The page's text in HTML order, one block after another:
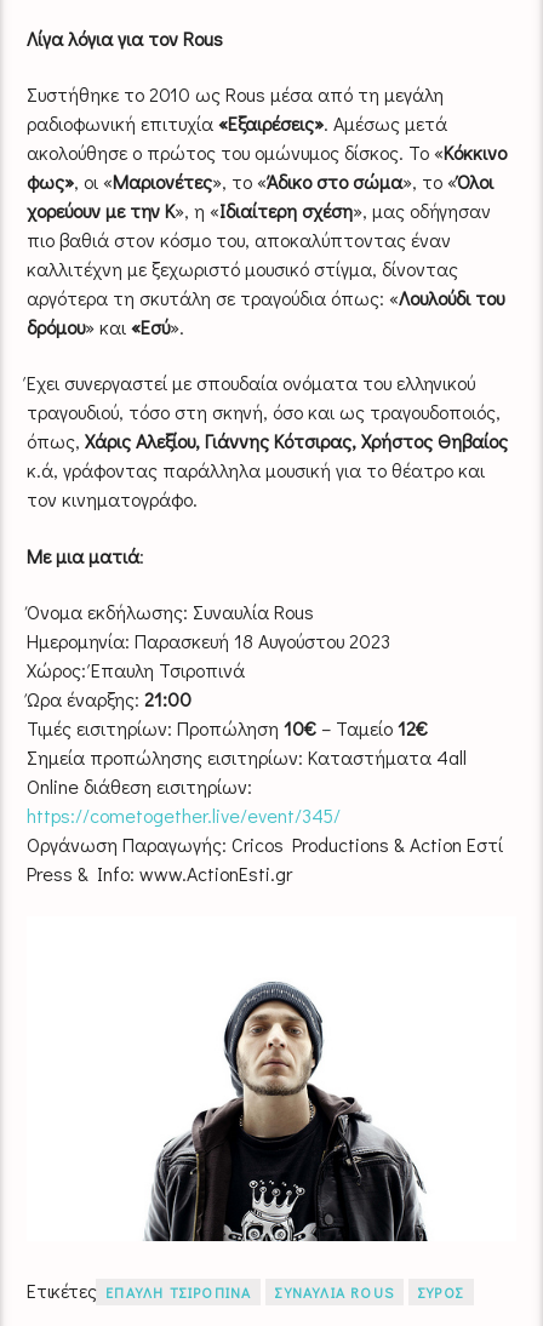
Λίγα λόγια για τον Rous
Συστήθηκε το 2010 ως Rous μέσα από τη μεγάλη
ραδιοφωνική επιτυχία«Εξαιρέσεις». Αμέσως μετά
ακολούθησε ο πρώτος του ομώνυμος δίσκος. Το «Κόκκινο
φως», οι «Μαριονέτες», το «Άδικο στο σώμα», το «Όλοι
χορεύουν με την Κ», η «Ιδιαίτερη σχέση», μας οδήγησαν
πιο βαθιά στον κόσμο του, αποκαλύπτοντας έναν
καλλιτέχνη με ξεχωριστό μουσικό στίγμα, δίνοντας
αργότερα τη σκυτάλη σε τραγούδια όπως: «Λουλούδι του
δρόμου» και«Εσύ».
Έχει συνεργαστεί με σπουδαία ονόματα του ελληνικού
τραγουδιού, τόσο στη σκηνή, όσο και ως τραγουδοποιός,
όπως,Χάρις Αλεξίου, Γιάννης Κότσιρας, Χρήστος Θηβαίος
κ.ά, γράφοντας παράλληλα μουσική για το θέατρο και
τον κινηματογράφο.
Με μια ματιά:
Όνομα εκδήλωσης: Συναυλία Rous
Ημερομηνία: Παρασκευή 18 Αυγούστου 2023
Χώρος: Έπαυλη Τσιροπινά
Ώρα έναρξης: 21:00
Τιμές εισιτηρίων: Προπώληση 10€ – Ταμείο12€
Σημεία προπώλησης εισιτηρίων: Καταστήματα 4all
Online διάθεση εισιτηρίων:
https://cometogether.live/event/345/
Οργάνωση Παραγωγής: Cricos Productions & Action Εστί
Press & Info: www.ActionEsti.gr
Ετικέτες ΕΠΑΥΛΗ ΤΣΙΡΟΠΙΝΑ ΣΥΝΑΥΛΙΑ ROUS ΣΥΡΟΣ